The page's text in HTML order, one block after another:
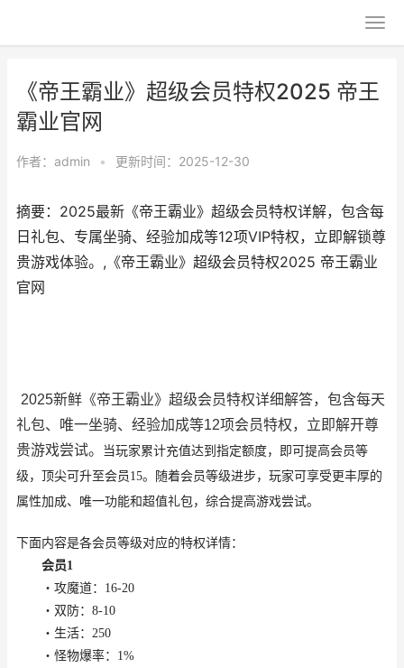
《帝王霸业》超级会员特权2025 帝王
霸业官网
作者： admin • 更新时间：2025-12-30
摘要：2025最新《帝王霸业》超级会员特权详解，包含每
日礼包、专属坐骑、经验加成等12项VIP特权，立即解锁尊
贵游戏体验。,《帝王霸业》超级会员特权2025 帝王霸业
官网
2025新鲜《帝王霸业》超级会员特权详细解答，包含每天
礼包、唯一坐骑、经验加成等12项会员特权，立即解开尊
贵游戏尝试。
当玩家累计充值达到指定额度，即可提高会员等
级，顶尖可升至会员15。随着会员等级进步，玩家可享受更丰厚的
属性加成、唯一功能和超值礼包，综合提高游戏尝试。
下面内容是各会员等级对应的特权详情：
会员1
・攻魔道：16-20
・双防：8-10
・生活：250
・怪物爆率：1%